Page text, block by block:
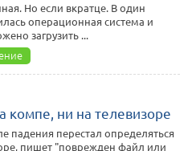
Но если вкратце. В один
операционная система и
загрузить ...
компе, ни на телевизоре
падения перестал определяться
пишет "поврежден файл или